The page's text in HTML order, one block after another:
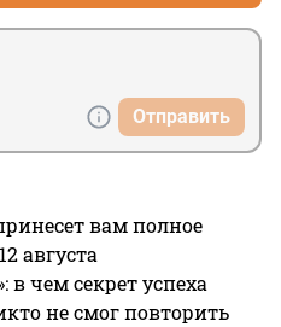
Отправить
вам полное
августа
в чем секрет успеха
не смог повторить